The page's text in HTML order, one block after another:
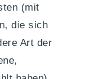
(mit
die sich
Art der